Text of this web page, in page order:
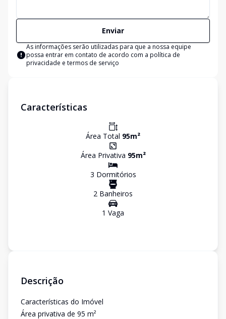
Enviar
As informações serão utilizadas para que a nossa equipe
possa entrar em contato de acordo com a política de
privacidade e termos de serviço
Características
Área Total 95m²
Área Privativa 95m²
3 Dormitórios
2 Banheiros
1 Vaga
Descrição
Características do Imóvel
Área privativa de 95 m²